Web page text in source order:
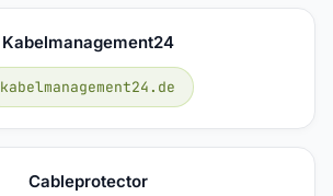
Kabelmanagement24
kabelmanagement24.de
Cableprotector